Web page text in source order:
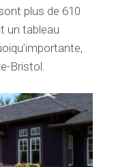
plus de 610
un tableau
Bristol.